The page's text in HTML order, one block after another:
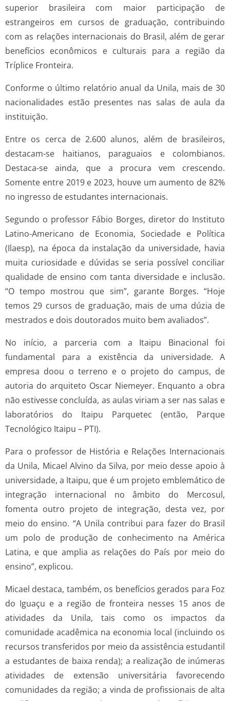
superior brasileira com maior participação de
estrangeiros em cursos de graduação, contribuindo
com as relações internacionais do Brasil, além de gerar
benefícios econômicos e culturais para a região da
Tríplice Fronteira.
Conforme o último relatório anual da Unila, mais de 30
nacionalidades estão presentes nas salas de aula da
instituição.
Entre os cerca de 2.600 alunos, além de brasileiros,
destacam-se haitianos, paraguaios e colombianos.
Destaca-se ainda, que a procura vem crescendo.
Somente entre 2019 e 2023, houve um aumento de 82%
no ingresso de estudantes internacionais.
Segundo o professor Fábio Borges, diretor do Instituto
Latino-Americano de Economia, Sociedade e Política
(Ilaesp), na época da instalação da universidade, havia
muita curiosidade e dúvidas se seria possível conciliar
qualidade de ensino com tanta diversidade e inclusão.
“O tempo mostrou que sim”, garante Borges. “Hoje
temos 29 cursos de graduação, mais de uma dúzia de
mestrados e dois doutorados muito bem avaliados”.
No início, a parceria com a Itaipu Binacional foi
fundamental para a existência da universidade. A
empresa doou o terreno e o projeto do campus, de
autoria do arquiteto Oscar Niemeyer. Enquanto a obra
não estivesse concluída, as aulas viriam a ser nas salas e
laboratórios do Itaipu Parquetec (então, Parque
Tecnológico Itaipu – PTI).
Para o professor de História e Relações Internacionais
da Unila, Micael Alvino da Silva, por meio desse apoio à
universidade, a Itaipu, que é um projeto emblemático de
integração internacional no âmbito do Mercosul,
fomenta outro projeto de integração, desta vez, por
meio do ensino. “A Unila contribui para fazer do Brasil
um polo de produção de conhecimento na América
Latina, e que amplia as relações do País por meio do
ensino”, explicou.
Micael destaca, também, os benefícios gerados para Foz
do Iguaçu e a região de fronteira nesses 15 anos de
atividades da Unila, tais como os impactos da
comunidade acadêmica na economia local (incluindo os
recursos transferidos por meio da assistência estudantil
a estudantes de baixa renda); a realização de inúmeras
atividades de extensão universitária favorecendo
comunidades da região; a vinda de profissionais de alta